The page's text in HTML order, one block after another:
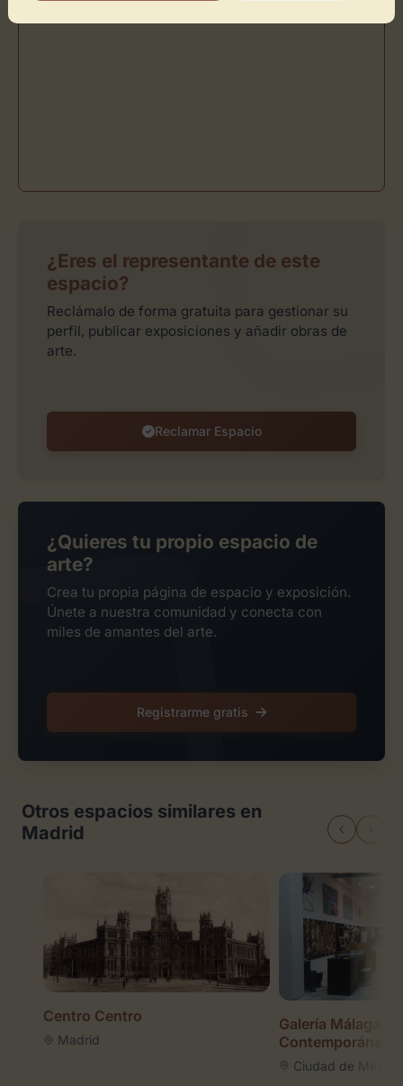
¿Eres el representante de este
espacio?
Reclámalo de forma gratuita para gestionar su
perfil, publicar exposiciones y añadir obras de
arte.
Reclamar Espacio
¿Quieres tu propio espacio de
arte?
Crea tu propia página de espacio y exposición.
Únete a nuestra comunidad y conecta con
miles de amantes del arte.
Registrarme gratis
Otros espacios similares en
Madrid
Centro Centro
Madrid
Galería Málaga
Contemporáneo
Ciudad de México